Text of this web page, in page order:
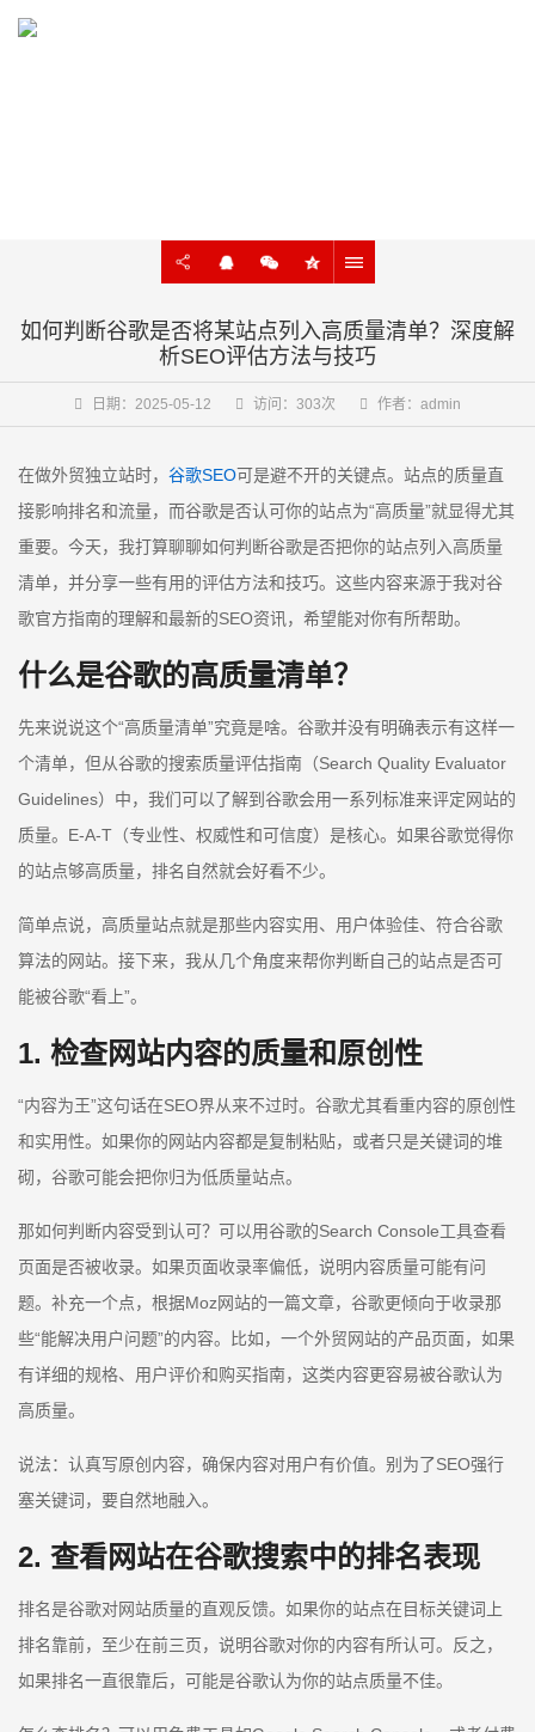
如何判断谷歌是否将某站点列入高质量清单？深度解
析SEO评估方法与技巧
日期：2025-05-12 访问：303次 作者：admin
在做外贸独立站时， 谷歌SEO可是避不开的关键点。站点的质量直
接影响排名和流量，而谷歌是否认可你的站点为“高质量”就显得尤其
重要。今天，我打算聊聊如何判断谷歌是否把你的站点列入高质量
清单，并分享一些有用的评估方法和技巧。这些内容来源于我对谷
歌官方指南的理解和最新的SEO资讯，希望能对你有所帮助。
什么是谷歌的高质量清单？
先来说说这个“高质量清单”究竟是啥。谷歌并没有明确表示有这样一
个清单，但从谷歌的搜索质量评估指南（Search Quality Evaluator
Guidelines）中，我们可以了解到谷歌会用一系列标准来评定网站的
质量。E-A-T（专业性、权威性和可信度）是核心。如果谷歌觉得你
的站点够高质量，排名自然就会好看不少。
简单点说，高质量站点就是那些内容实用、用户体验佳、符合谷歌
算法的网站。接下来，我从几个角度来帮你判断自己的站点是否可
能被谷歌“看上”。
1. 检查网站内容的质量和原创性
“内容为王”这句话在SEO界从来不过时。谷歌尤其看重内容的原创性
和实用性。如果你的网站内容都是复制粘贴，或者只是关键词的堆
砌，谷歌可能会把你归为低质量站点。
那如何判断内容受到认可？可以用谷歌的Search Console工具查看
页面是否被收录。如果页面收录率偏低，说明内容质量可能有问
题。补充一个点，根据Moz网站的一篇文章，谷歌更倾向于收录那
些“能解决用户问题”的内容。比如，一个外贸网站的产品页面，如果
有详细的规格、用户评价和购买指南，这类内容更容易被谷歌认为
高质量。
说法：认真写原创内容，确保内容对用户有价值。别为了SEO强行
塞关键词，要自然地融入。
2. 查看网站在谷歌搜索中的排名表现
排名是谷歌对网站质量的直观反馈。如果你的站点在目标关键词上
排名靠前，至少在前三页，说明谷歌对你的内容有所认可。反之，
如果排名一直很靠后，可能是谷歌认为你的站点质量不佳。